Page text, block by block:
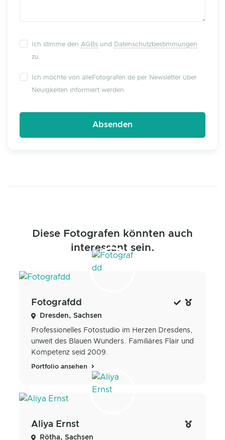
Ich stimme den AGBs und
Datenschutzbestimmungen
zu.
Ich möchte von alleFotografen.de per Newsletter über
Neuigkeiten informiert werden.
Diese Fotografen könnten auch
interessant sein.
Fotografdd
Dresden, Sachsen
Professionelles Fotostudio im Herzen Dresdens,
unweit des Blauen Wunders. Familiäres Flair und
Kompetenz seid 2009.
Portfolio ansehen
Aliya Ernst
Rötha, Sachsen